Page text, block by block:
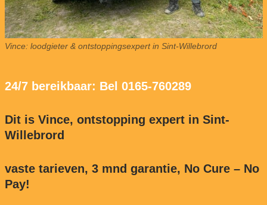
Vince: loodgieter & ontstoppingsexpert in Sint-Willebrord
24/7 bereikbaar: Bel 0165-760289
Dit is Vince, ontstopping expert in Sint-
Willebrord
vaste tarieven, 3 mnd garantie, No Cure – No
Pay!